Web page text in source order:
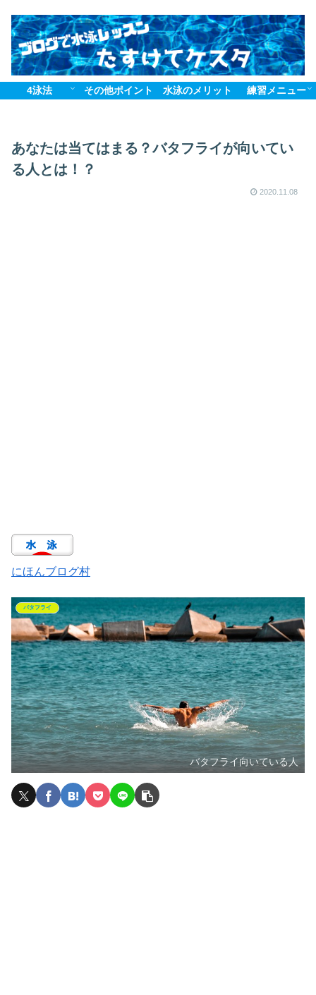
4泳法 その他ポイント 水泳のメリット 練習メニュー
あなたは当てはまる？バタフライが向いてい
る人とは！？
2020.11.08
にほんブログ村
バタフライ
バタフライ向いている人